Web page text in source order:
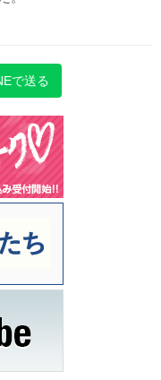
で送る